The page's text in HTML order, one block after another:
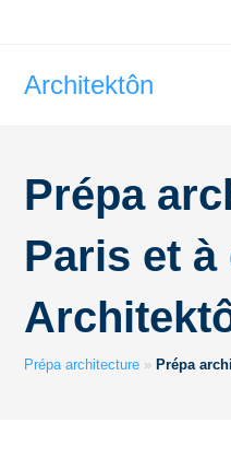
Architektôn
Prépa
Paris et
Prépa architecture » Prépa